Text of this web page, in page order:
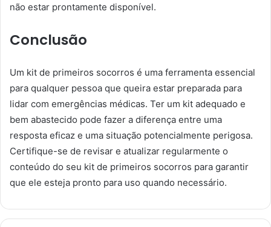
não estar prontamente disponível.
Conclusão
Um kit de primeiros socorros é uma ferramenta essencial
para qualquer pessoa que queira estar preparada para
lidar com emergências médicas. Ter um kit adequado e
bem abastecido pode fazer a diferença entre uma
resposta eficaz e uma situação potencialmente perigosa.
Certifique-se de revisar e atualizar regularmente o
conteúdo do seu kit de primeiros socorros para garantir
que ele esteja pronto para uso quando necessário.